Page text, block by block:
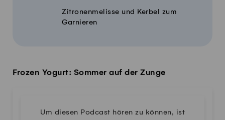
Zitronenmelisse und Kerbel zum
Garnieren
Frozen Yogurt: Sommer auf der Zunge
Um diesen Podcast hören zu können, ist